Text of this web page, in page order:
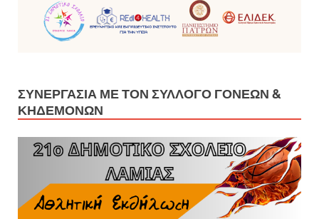
ΣΥΝΕΡΓΑΣΊΑ ΜΕ ΤΟΝ ΣΎΛΛΟΓΟ ΓΟΝΈΩΝ &
ΚΗΔΕΜΌΝΩΝ